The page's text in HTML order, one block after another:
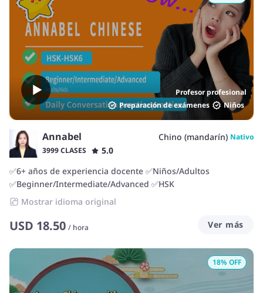
Profesor profesional
Preparación de exámenes
Niños
Annabel Chino (mandarín) Nativo
3999 CLASES
5.0
✅6+ años de experiencia docente ✅Niños/Adultos
✅Beginner/Intermediate/Advanced ✅HSK
Mostrar idioma original
USD 18.50 / hora Ver más
18% OFF